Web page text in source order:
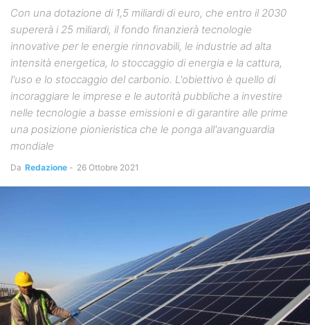
Con una dotazione di 1,5 miliardi di euro, che entro il 2030
supererà i 25 miliardi, il fondo finanzierà tecnologie
innovative per le energie rinnovabili, le industrie ad alta
intensità energetica, lo stoccaggio di energia e la cattura,
l'uso e lo stoccaggio del carbonio. L'obiettivo è quello di
incoraggiare le imprese e le autorità pubbliche a investire
nelle tecnologie a basse emissioni e di garantire alle prime
una posizione pionieristica che le ponga all'avanguardia
mondiale
Da Redazione - 26 Ottobre 2021